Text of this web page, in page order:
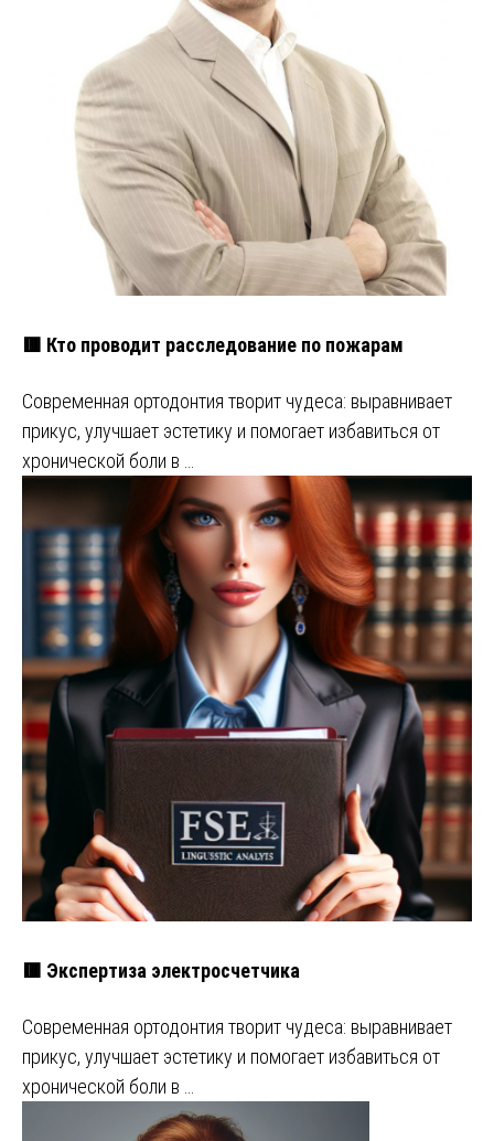
🟥 Кто проводит расследование по пожарам
Современная ортодонтия творит чудеса: выравнивает
прикус, улучшает эстетику и помогает избавиться от
хронической боли в …
🟥 Экспертиза электросчетчика
Современная ортодонтия творит чудеса: выравнивает
прикус, улучшает эстетику и помогает избавиться от
хронической боли в …